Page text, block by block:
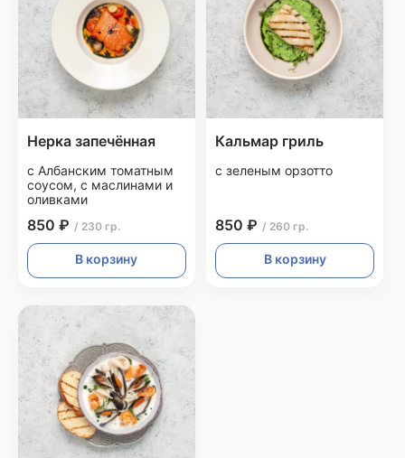
Нерка запечённая
с Албанским томатным
соусом, с маслинами и
оливками
850 ₽ / 230 гр.
В корзину
Кальмар гриль
с зеленым орзотто
850 ₽ / 260 гр.
В корзину